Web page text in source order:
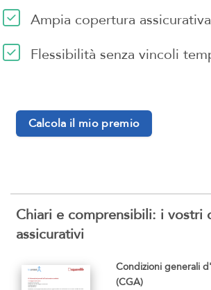
Ampia copertura assicurativa
Flessibilità senza vincoli
Calcola il mio premio
Chiari e comprensibili: i vostri
assicurativi
Condizioni generali
(CGA)